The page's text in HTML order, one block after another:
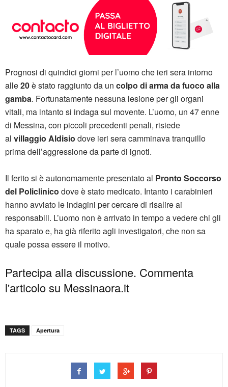
Prognosi di quindici giorni per l’uomo che ieri sera intorno
alle20è stato raggiunto da un colpo di arma da fuoco alla
gamba. Fortunatamente nessuna lesione per gli organi
vitali, ma intanto si indaga sul movente. L’uomo, un 47 enne
di Messina, con piccoli precedenti penali, risiede
al villaggio Aldisio dove ieri sera camminava tranquillo
prima dell’aggressione da parte di ignoti.
Il ferito si è autonomamente presentato al Pronto Soccorso
del Policlinico dove è stato medicato. Intanto i carabinieri
hanno avviato le indagini per cercare di risalire ai
responsabili. L’uomo non è arrivato in tempo a vedere chi gli
ha sparato e, ha già riferito agli investigatori, che non sa
quale possa essere il motivo.
Partecipa alla discussione. Commenta
l'articolo su Messinaora.it
TAGS Apertura